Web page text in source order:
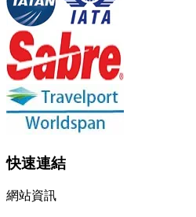
快速連結
網站資訊